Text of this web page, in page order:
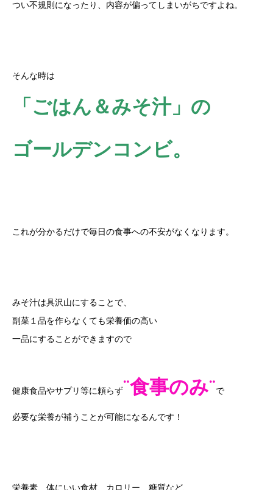
つい不規則になったり、内容が偏ってしまいがちですよね。
そんな時は
「ごはん＆みそ汁」の
ゴールデンコンビ。
これが分かるだけで毎日の食事への不安がなくなります。
みそ汁は具沢山にすることで、
副菜１品を作らなくても栄養価の高い
一品にすることができますので
健康食品やサプリ等に頼らず¨食事のみ¨で
必要な栄養が補うことが可能になるんです！
栄養素、体にいい食材、カロリー、糖質など、